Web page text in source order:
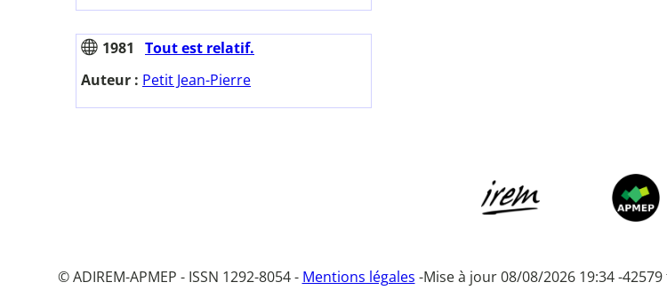
1981
Tout est relatif.
Auteur : Petit Jean-Pierre
© ADIREM-APMEP - ISSN 1292-8054 - Mentions légales -Mise à jour 08/08/2026 19:34 -42579